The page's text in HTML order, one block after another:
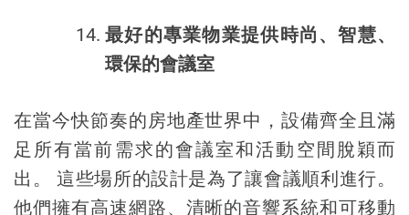
最好的專業物業提供時尚、智慧、
環保的會議室
在當今快節奏的房地產世界中，設備齊全且滿
足所有當前需求的會議室和活動空間脫穎而
出。 這些場所的設計是為了讓會議順利進行。
他們擁有高速網路、清晰的音響系統和可移動